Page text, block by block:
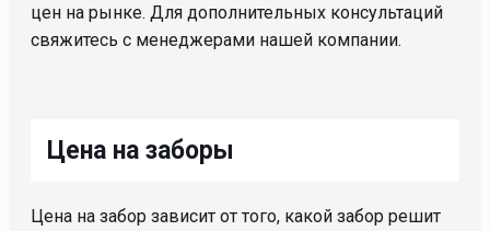
цен на рынке. Для дополнительных консультаций
свяжитесь с менеджерами нашей компании.
Цена на заборы
Цена на забор зависит от того, какой забор решит